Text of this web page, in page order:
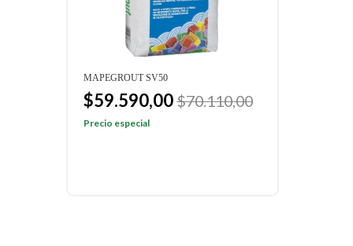
MAPEGROUT SV50
$59.590,00$70.110,00
Precio especial